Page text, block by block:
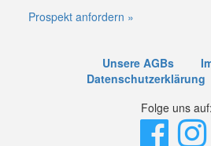
Prospekt anfordern »
Unsere AGBs
Datenschutzerklärung
Folge uns auf: